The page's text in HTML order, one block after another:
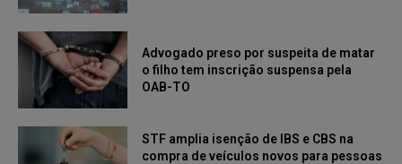
Advogado preso por suspeita de matar
o filho tem inscrição suspensa pela
OAB-TO
STF amplia isenção de IBS e CBS na
compra de veículos novos para pessoas